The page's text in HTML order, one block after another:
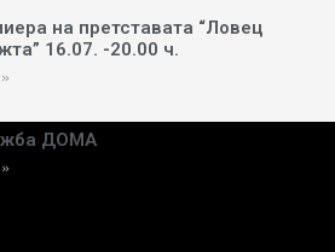
на претставата “Ловец
16.07. -20.00 ч.
ДОМА